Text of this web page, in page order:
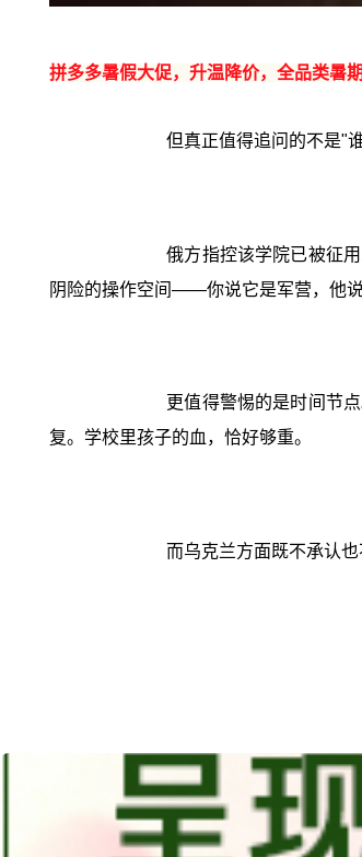
拼多多暑假大促，升温降价，全品类暑
但真正值得追问的不是"
俄方指控该学院已被征
阴险的操作空间——你说它是军营，他
更值得警惕的是时间节
复。学校里孩子的血，恰好够重。
而乌克兰方面既不承认